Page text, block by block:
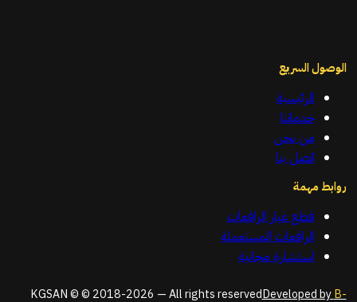
الوصول السريع
الرئيسية
خدماتنا
من نحن
اتصل بنا
روابط مهمة
قطع غيار الرافعات
الرافعات المستعملة
استشارة مجانية
KGSAN © © 2018-2026 — All rights reservedDeveloped byB-